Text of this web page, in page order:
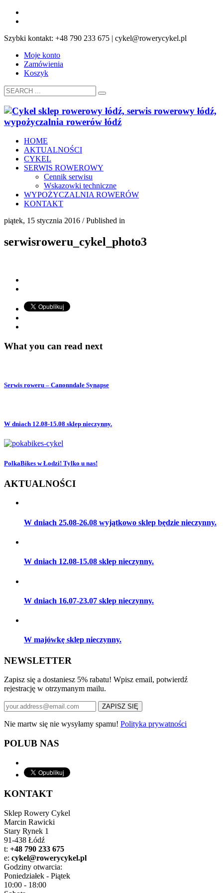
Szybki kontakt: +48 790 233 675 | cykel@rowerycykel.pl
Moje konto
Zamówienia
Koszyk
HOME
AKTUALNOŚCI
CYKEL
SERWIS ROWEROWY
Cennik serwisu
Wskazowki techniczne
WYPOŻYCZALNIA ROWERÓW
KONTAKT
piątek, 15 stycznia 2016 /Published in
serwisroweru_cykel_photo3
What you can read next
Serwis roweru – Canonndale Synapse
W dniach 12.08-15.08 sklep nieczynny.
PolkaBikes w Łodzi! Tylko u nas!
AKTUALNOŚCI
W dniach 25.08-26.08 wyjątkowo sklep będzie nieczynny.
W dniach 12.08-15.08 sklep nieczynny.
W dniach 16.07-23.07 sklep nieczynny.
W majówkę sklep nieczynny.
NEWSLETTER
Zapisz się a dostaniesz 5% rabatu! Wpisz email, potwierdź
rejestrację w otrzymanym mailu.
Nie martw się nie wysyłamy spamu! Polityka prywatności
POLUB NAS
KONTAKT
Sklep Rowery Cykel
Marcin Rawicki
Stary Rynek 1
91-438 Łódź
t: +48 790 233 675
e: cykel@rowerycykel.pl
Godziny otwarcia:
Poniedziałek - Piątek
10:00 - 18:00